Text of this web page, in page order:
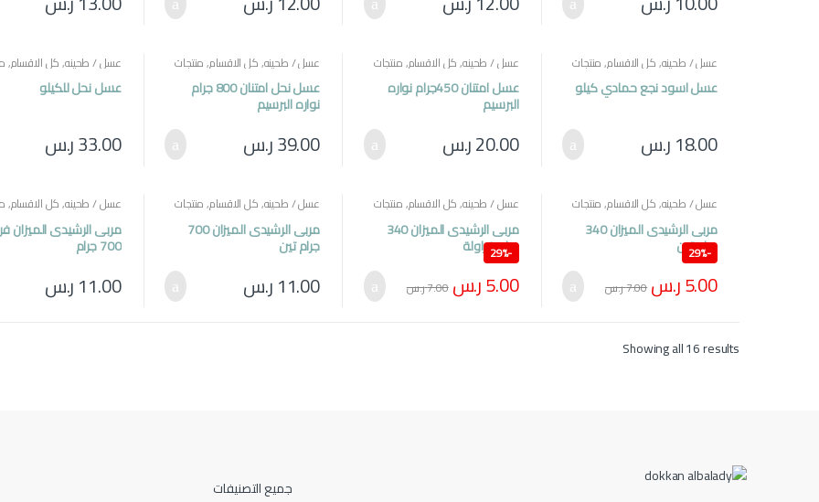
عسل / طحينه,كل الاقسام,منتجات
مصرية
عسل اسود نجع حمادي كيلو
18.00ر.س
عسل / طحينه,كل الاقسام,منتجات
مصرية
عسل امتنان 450جرام نواره
البرسيم
20.00ر.س
عسل / طحينه,كل الاقسام,منتجات
مصرية
عسل نحل امتنان 800 جرام
نواره البرسيم
39.00ر.س
عسل / طحينه,كل الاقسام,
مصرية
عسل نحل للكيلو
33.00ر.س
عسل / طحينه,كل الاقسام,منتجات
مصرية
مربى الرشيدى الميزان 340
جرام تين
-
29%
5.00ر.س 7.00ر.س
عسل / طحينه,كل الاقسام,منتجات
مصرية
مربى الرشيدى الميزان 340
جرام فراولة
-
29%
5.00ر.س 7.00ر.س
عسل / طحينه,كل الاقسام,منتجات
مصرية
مربى الرشيدى الميزان 700
جرام تين
11.00ر.س
عسل / طحينه,كل الاقسام,
مصرية
مربى الرشيدى الميزان
700 جرام
11.00ر.س
Showing all 16 results
جميع التصنيفات